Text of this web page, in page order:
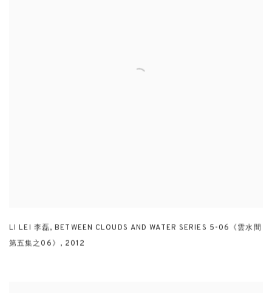
LI LEI 李磊,BETWEEN CLOUDS AND WATER SERIES 5-06《雲水間
第五集之06》 , 2012